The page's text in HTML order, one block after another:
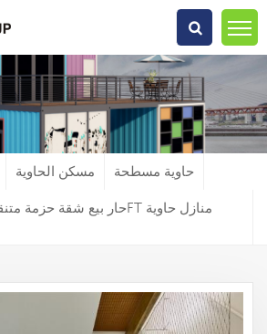
مسكن الحاوية حاوية مسطحة